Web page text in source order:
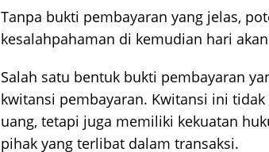
Tanpa bukti pembayaran yang jelas,
kesalahpahaman di kemudian hari
Salah satu bentuk bukti pembayaran
kwitansi pembayaran. Kwitansi ini
uang, tetapi juga memiliki kekuatan
pihak yang terlibat dalam transaksi.